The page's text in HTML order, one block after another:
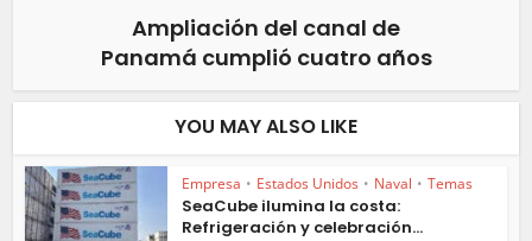
Ampliación del canal de
Panamá cumplió cuatro años
YOU MAY ALSO LIKE
Empresa • Estados Unidos • Naval • Temas
SeaCube ilumina la costa:
Refrigeración y celebración...